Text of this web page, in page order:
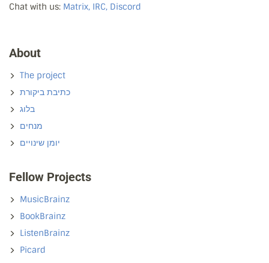
Chat with us: Matrix, IRC, Discord
About
The project
כתיבת ביקורת
בלוג
מנחים
יומן שינויים
Fellow Projects
MusicBrainz
BookBrainz
ListenBrainz
Picard